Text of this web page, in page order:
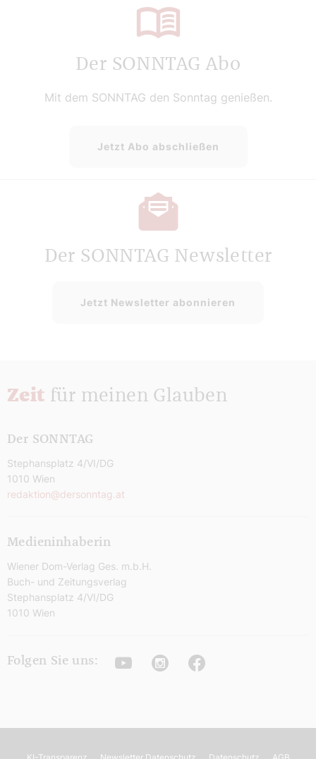
Der SONNTAG Abo
Mit dem SONNTAG den Sonntag genießen.
Jetzt Abo abschließen
Der SONNTAG Newsletter
Jetzt Newsletter abonnieren
Zeit für meinen Glauben
Der SONNTAG
Stephansplatz 4/VI/DG
1010 Wien
redaktion@dersonntag.at
Medieninhaberin
Wiener Dom-Verlag Ges. m.b.H.
Buch- und Zeitungsverlag
Stephansplatz 4/VI/DG
1010 Wien
Folgen Sie uns: YoutubeInstagramFacebook